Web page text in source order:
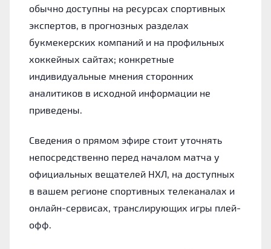
обычно доступны на ресурсах спортивных
экспертов, в прогнозных разделах
букмекерских компаний и на профильных
хоккейных сайтах; конкретные
индивидуальные мнения сторонних
аналитиков в исходной информации не
приведены.
Сведения о прямом эфире стоит уточнять
непосредственно перед началом матча у
официальных вещателей НХЛ, на доступных
в вашем регионе спортивных телеканалах и
онлайн-сервисах, транслирующих игры плей-
офф.